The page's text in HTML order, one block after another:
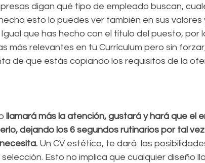
digan qué tipo de empleado buscan,
esto lo puedes ver también en sus valores
que has hecho con el título del puesto, por
más relevantes en tu Currículum pero sin
de que estás copiando los requisitos de la
llamará más la atención, gustará y hará que el
dejando los 6 segundos rutinarios por tal vez
Un CV estético, te dará  las
Esto no implica que cualquier diseño